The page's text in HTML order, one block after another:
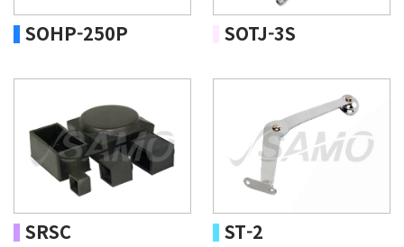
SOHP-250P SOTJ-3S
SRSC ST-2